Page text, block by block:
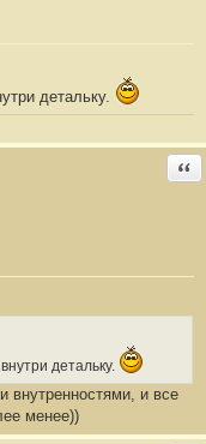
детальку.
детальку.
внутренностями, и все
менее))